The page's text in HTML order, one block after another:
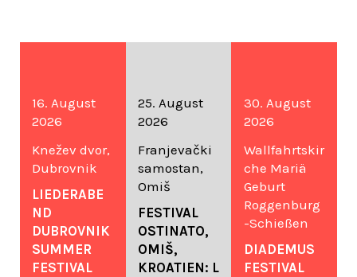
16. August
2026
Knežev dvor,
Dubrovnik
LIEDERABE
ND
DUBROVNIK
SUMMER
FESTIVAL
25. August
2026
Franjevački
samostan,
Omiš
FESTIVAL
OSTINATO,
OMIŠ,
KROATIEN: L
30. August
2026
Wallfahrtskir
che Mariä
Geburt
Roggenburg
-Schießen
DIADEMUS
FESTIVAL